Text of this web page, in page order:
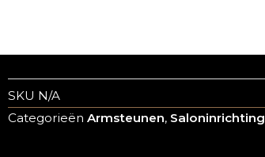
SKU N/A
Categorieën Armsteunen, Saloninrichting